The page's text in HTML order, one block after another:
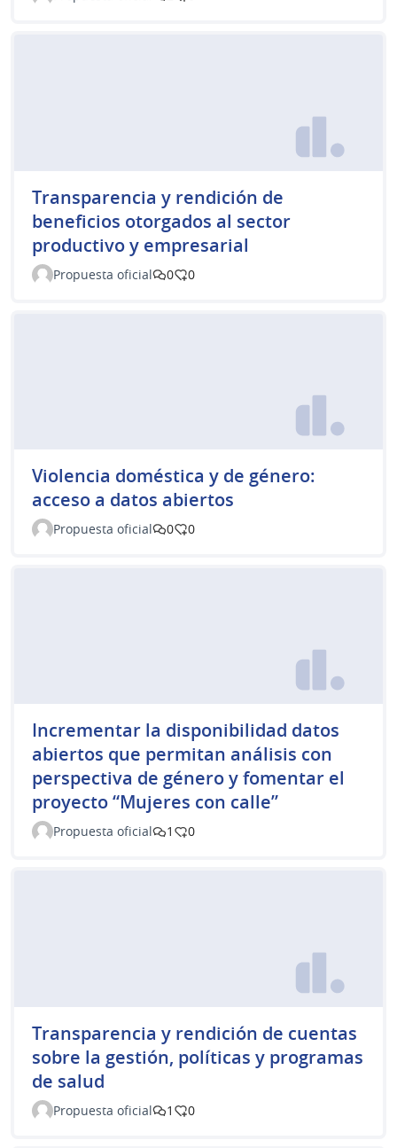
Transparencia y rendición de
beneficios otorgados al sector
productivo y empresarial
Propuesta oficial 0 0
Violencia doméstica y de género:
acceso a datos abiertos
Propuesta oficial 0 0
Incrementar la disponibilidad datos
abiertos que permitan análisis con
perspectiva de género y fomentar el
proyecto “Mujeres con calle”
Propuesta oficial 1 0
Transparencia y rendición de cuentas
sobre la gestión, políticas y programas
de salud
Propuesta oficial 1 0